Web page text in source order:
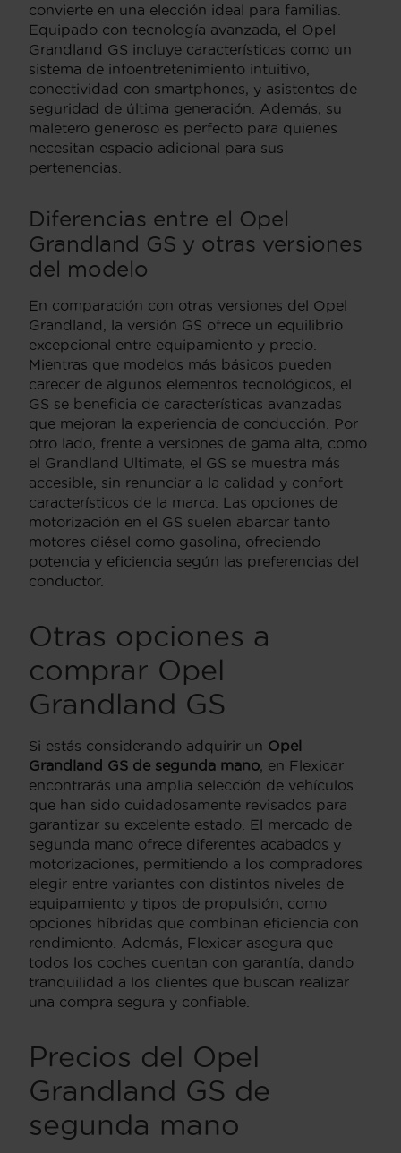
convierte en una elección ideal para familias.
Equipado con tecnología avanzada, el Opel
Grandland GS incluye características como un
sistema de infoentretenimiento intuitivo,
conectividad con smartphones, y asistentes de
seguridad de última generación. Además, su
maletero generoso es perfecto para quienes
necesitan espacio adicional para sus
pertenencias.
Diferencias entre el Opel
Grandland GS y otras versiones
del modelo
En comparación con otras versiones del Opel
Grandland, la versión GS ofrece un equilibrio
excepcional entre equipamiento y precio.
Mientras que modelos más básicos pueden
carecer de algunos elementos tecnológicos, el
GS se beneficia de características avanzadas
que mejoran la experiencia de conducción. Por
otro lado, frente a versiones de gama alta, como
el Grandland Ultimate, el GS se muestra más
accesible, sin renunciar a la calidad y confort
característicos de la marca. Las opciones de
motorización en el GS suelen abarcar tanto
motores diésel como gasolina, ofreciendo
potencia y eficiencia según las preferencias del
conductor.
Otras opciones a
comprar Opel
Grandland GS
Si estás considerando adquirir un Opel
Grandland GS de segunda mano , en Flexicar
encontrarás una amplia selección de vehículos
que han sido cuidadosamente revisados para
garantizar su excelente estado. El mercado de
segunda mano ofrece diferentes acabados y
motorizaciones, permitiendo a los compradores
elegir entre variantes con distintos niveles de
equipamiento y tipos de propulsión, como
opciones híbridas que combinan eficiencia con
rendimiento. Además, Flexicar asegura que
todos los coches cuentan con garantía, dando
tranquilidad a los clientes que buscan realizar
una compra segura y confiable.
Precios del Opel
Grandland GS de
segunda mano